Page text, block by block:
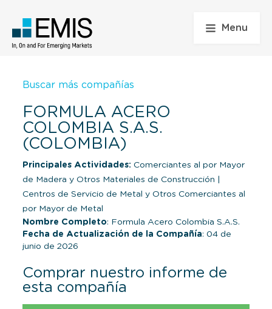
Menu
Buscar más compañías
FORMULA ACERO
COLOMBIA S.A.S.
(COLOMBIA)
Principales Actividades: Comerciantes al por Mayor
de Madera y Otros Materiales de Construcción
Centros de Servicio de Metal y Otros Comerciantes al
por Mayor de Metal
Nombre Completo: Formula Acero Colombia S.A.S.
Fecha de Actualización de la Compañía: 04 de
junio de 2026
Comprar nuestro informe de
esta compañía